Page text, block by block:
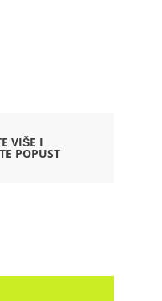
VIŠE I
POPUST